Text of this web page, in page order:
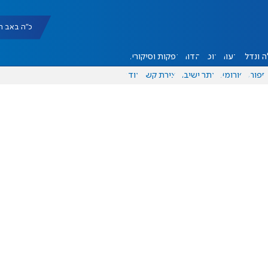
כ"ה באב תשפ"ו
ונדל"ן דעות אוכל יהדות הפקות וסיקורים
ספורט פורומים אתר ישיבה יצירת קשר עוד